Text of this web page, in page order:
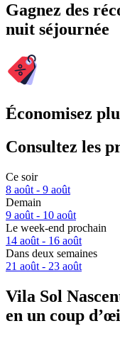
Gagnez des
nuit séjournée
Économisez
Consultez les
Ce soir
8 août - 9 août
Demain
9 août - 10 août
Le week-end prochain
14 août - 16 août
Dans deux semaines
21 août - 23 août
Vila Sol
en un coup